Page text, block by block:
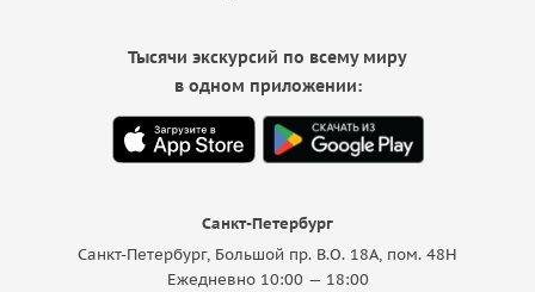
Санкт-Петербург
Санкт-Петербург, Большой пр. В.О. 18A, пом. 48Н
Ежедневно 10:00 — 18:00
Тысячи экскурсий по всему миру
в одном приложении: